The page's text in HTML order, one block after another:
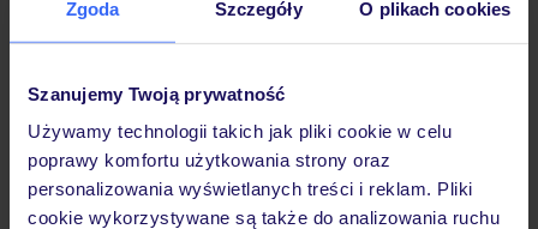
Zgoda Szczegóły O plikach cookies
Szanujemy Twoją prywatność
Używamy technologii takich jak pliki cookie w celu
poprawy komfortu użytkowania strony oraz
personalizowania wyświetlanych treści i reklam. Pliki
cookie wykorzystywane są także do analizowania ruchu
Hotel
Pokoje
Wyżywienie